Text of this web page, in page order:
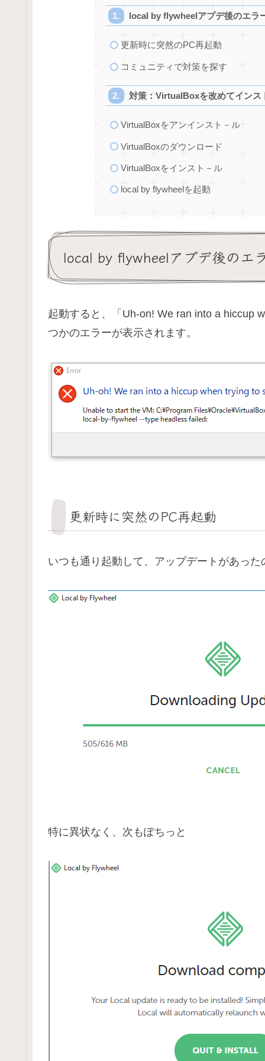
local by flywheelアプデ後のエラ
更新時に突然のPC再起動
コミュニティで対策を探す
対策：VirtualBoxを改めてインス
VirtualBoxをアンインスト－ル
VirtualBoxのダウンロード
VirtualBoxをインスト－ル
local by flywheelを起動
local by flywheelアプデ後のエ
起動すると、「Uh-on! We ran into a hiccup
つかのエラーが表示されます。
更新時に突然のPC再起動
いつも通り起動して、アップデートがあった
特に異状なく、次もぽちっと